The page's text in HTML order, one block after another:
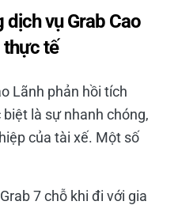
vụ Grab Cao
thực tế
Lãnh phản hồi tích
là sự nhanh chóng,
của tài xế. Một số
7 chỗ khi đi với gia